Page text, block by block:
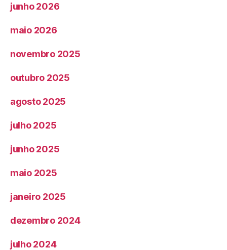
junho 2026
maio 2026
novembro 2025
outubro 2025
agosto 2025
julho 2025
junho 2025
maio 2025
janeiro 2025
dezembro 2024
julho 2024